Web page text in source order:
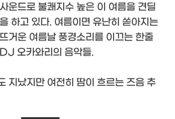
운드로 불쾌지수 높은 이 여름을 견딜
하고 있다. 여름이면 유난히 쏟아지는
거운 여름날 풍경소리를 이끄는 한줄
오카와리의 음악들.
지났지만 여전히 땀이 흐르는 즈음 추